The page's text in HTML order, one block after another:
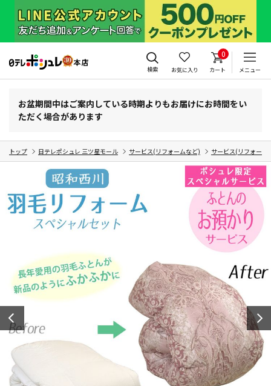
検索 お気に入り
0
カート メニュー
お盆期間中はご案内している時期よりもお届けにお時間をい
ただく場合があります
トップ 日テレポシュレ 三ツ星モール サービス(リフォームなど) サービス(リフォーム